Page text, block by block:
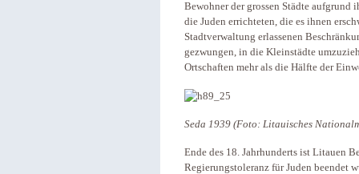
Bewohner der grossen Städte aufgrund
die Juden errichteten, die es ihnen
Stadtverwaltung erlassenen
gezwungen, in die Kleinstädte
Ortschaften mehr als die Hälfte der
Seda 1939 (Foto: Litauisches
Ende des 18. Jahrhunderts ist Litauen
Regierungstoleranz für Juden beendet